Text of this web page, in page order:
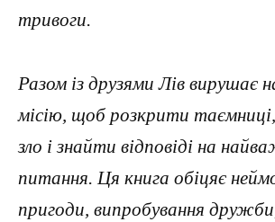
тривоги.
Разом із друзями Лів вирушає
місію, щоб розкрити
зло і знайти відповіді на
питання. Ця книга обіцяє
пригоди, випробування